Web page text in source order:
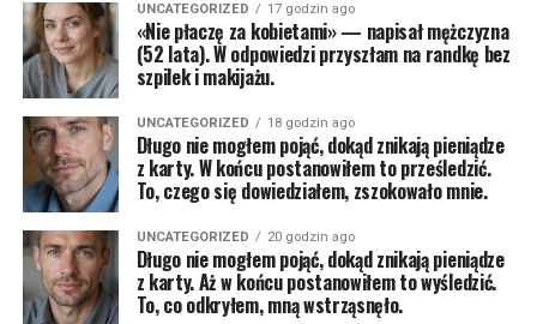
UNCATEGORIZED 17 godzin ago
«Nie płaczę za kobietami» — napisał mężczyzna
(52 lata). W odpowiedzi przyszłam na randkę bez
szpilek i makijażu.
UNCATEGORIZED 18 godzin ago
Długo nie mogłem pojąć, dokąd znikają pieniądze
z karty. W końcu postanowiłem to prześledzić.
To, czego się dowiedziałem, zszokowało mnie.
UNCATEGORIZED 20 godzin ago
Długo nie mogłem pojąć, dokąd znikają pieniądze
z karty. Aż w końcu postanowiłem to wyśledzić.
To, co odkryłem, mną wstrząsnęło.